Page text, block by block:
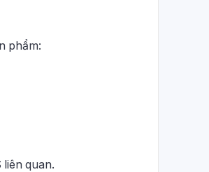
phẩm:
liên quan.